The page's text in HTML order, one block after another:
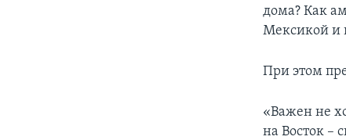
дома? Как
Мексикой и
При этом
«Важен не
на Восток –